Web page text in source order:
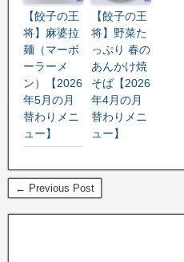
【餃子の王
将】麻婆拉
麺（マーボ
ーラーメ
ン）【2026
年5月の月
替わりメニ
ュー】
【餃子の王
将】野菜た
っぷり 春の
あんかけ焼
そば【2026
年4月の月
替わりメニ
ュー】
← Previous Post